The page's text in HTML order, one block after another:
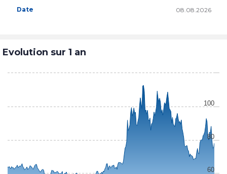
Date 08.08.2026
Evolution sur 1 an
60
80
100